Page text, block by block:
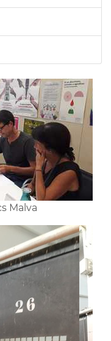
Malva